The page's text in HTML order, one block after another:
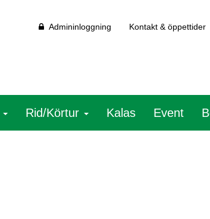
Admininloggning Kontakt & öppettider
Rid/Körtur Kalas Event